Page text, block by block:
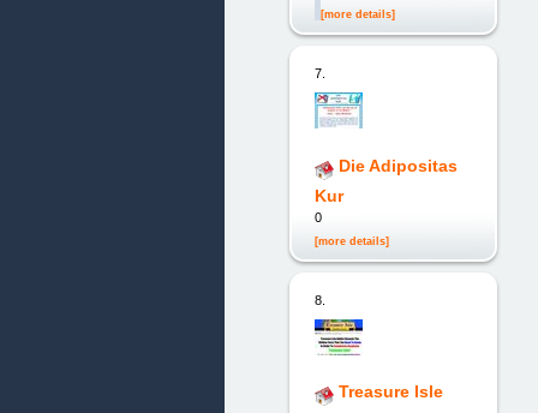
[more details]
7.
Die Adipositas
Kur
0
[more details]
8.
Treasure Isle